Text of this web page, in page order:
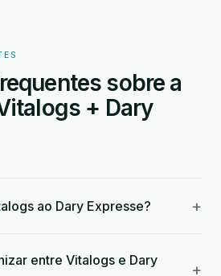
sobre a
+ Dary
ao Dary Expresse? +
entre Vitalogs e Dary
+